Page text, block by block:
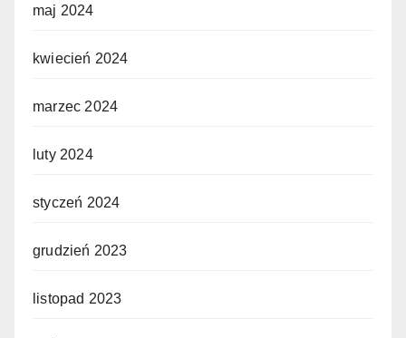
maj 2024
kwiecień 2024
marzec 2024
luty 2024
styczeń 2024
grudzień 2023
listopad 2023